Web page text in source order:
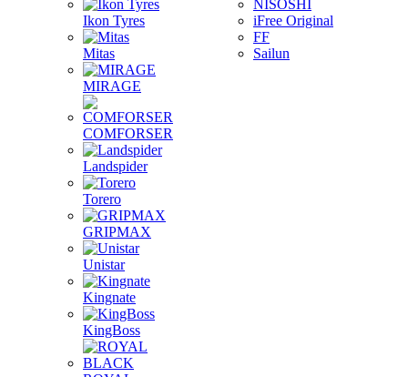
Ikon Tyres
Mitas
MIRAGE
COMFORSER
Landspider
Torero
GRIPMAX
Unistar
Kingnate
KingBoss
NISOSHI
iFree Original
FF
Sailun